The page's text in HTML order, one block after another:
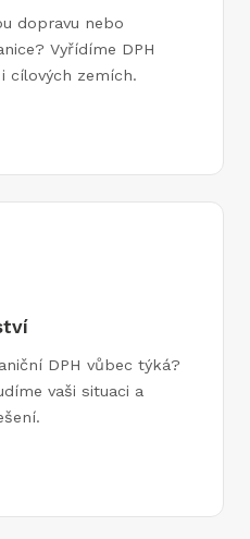
dopravu nebo
Vyřídíme DPH
cílových zemích.
DPH vůbec týká?
vaši situaci a